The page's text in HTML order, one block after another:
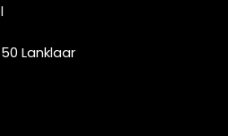
Lanklaar